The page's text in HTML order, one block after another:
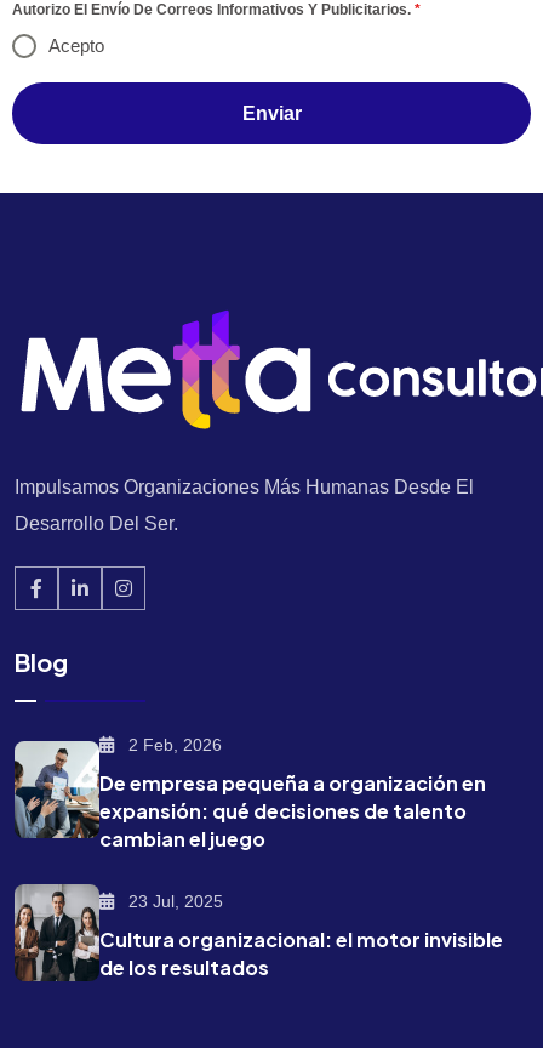
Autorizo El Envío De Correos Informativos Y Publicitarios. *
Acepto
Enviar
Impulsamos Organizaciones Más Humanas Desde El
Desarrollo Del Ser.
Blog
2 Feb, 2026
De empresa pequeña a organización en
expansión: qué decisiones de talento
cambian el juego
23 Jul, 2025
Cultura organizacional: el motor invisible
de los resultados